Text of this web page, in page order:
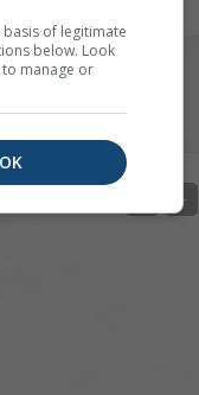
+
of legitimate
below. Look
manage or
OK